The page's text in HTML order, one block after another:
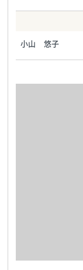
小山 悠子